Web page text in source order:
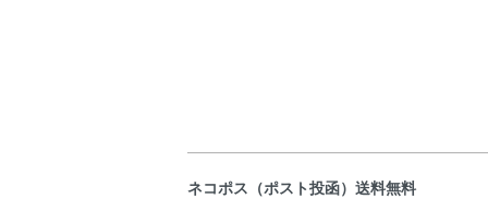
ネコポス（ポスト投函）送料無料